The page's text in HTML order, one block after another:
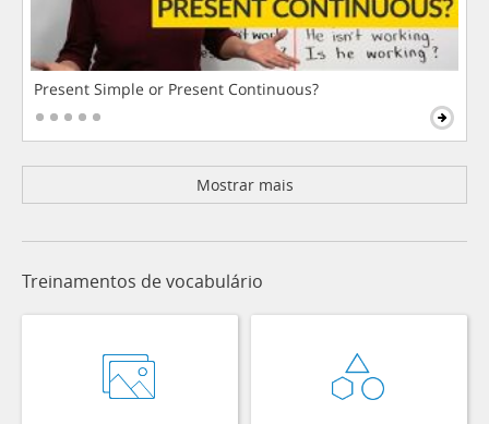
Present Simple or Present Continuous?
Mostrar mais
Treinamentos de vocabulário